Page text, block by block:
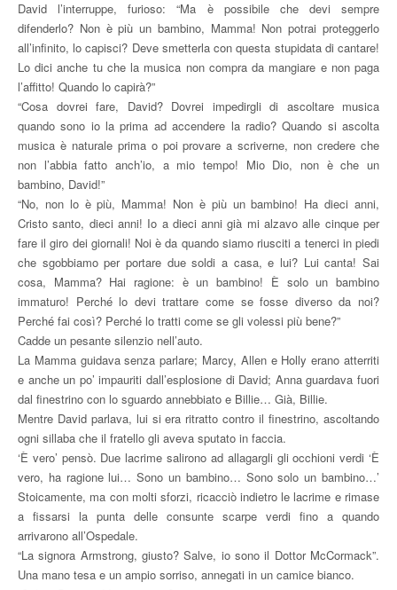
David l’interruppe, furioso: “Ma è possibile che devi sempre
difenderlo? Non è più un bambino, Mamma! Non potrai proteggerlo
all’infinito, lo capisci? Deve smetterla con questa stupidata di cantare!
Lo dici anche tu che la musica non compra da mangiare e non paga
l’affitto! Quando lo capirà?”
“Cosa dovrei fare, David? Dovrei impedirgli di ascoltare musica
quando sono io la prima ad accendere la radio? Quando si ascolta
musica è naturale prima o poi provare a scriverne, non credere che
non l’abbia fatto anch’io, a mio tempo! Mio Dio, non è che un
bambino, David!”
“No, non lo è più, Mamma! Non è più un bambino! Ha dieci anni,
Cristo santo, dieci anni! Io a dieci anni già mi alzavo alle cinque per
fare il giro dei giornali! Noi è da quando siamo riusciti a tenerci in piedi
che sgobbiamo per portare due soldi a casa, e lui? Lui canta! Sai
cosa, Mamma? Hai ragione: è un bambino! È solo un bambino
immaturo! Perché lo devi trattare come se fosse diverso da noi?
Perché fai così? Perché lo tratti come se gli volessi più bene?”
Cadde un pesante silenzio nell’auto.
La Mamma guidava senza parlare; Marcy, Allen e Holly erano atterriti
e anche un po’ impauriti dall’esplosione di David; Anna guardava fuori
dal finestrino con lo sguardo annebbiato e Billie… Già, Billie.
Mentre David parlava, lui si era ritratto contro il finestrino, ascoltando
ogni sillaba che il fratello gli aveva sputato in faccia.
‘È vero’ pensò. Due lacrime salirono ad allagargli gli occhioni verdi ‘È
vero, ha ragione lui… Sono un bambino… Sono solo un bambino…’
Stoicamente, ma con molti sforzi, ricacciò indietro le lacrime e rimase
a fissarsi la punta delle consunte scarpe verdi fino a quando
arrivarono all’Ospedale.
“La signora Armstrong, giusto? Salve, io sono il Dottor McCormack”.
Una mano tesa e un ampio sorriso, annegati in un camice bianco.